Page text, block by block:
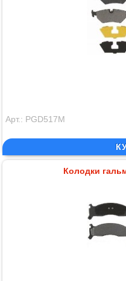
Арт.: PGD517M
Колодки